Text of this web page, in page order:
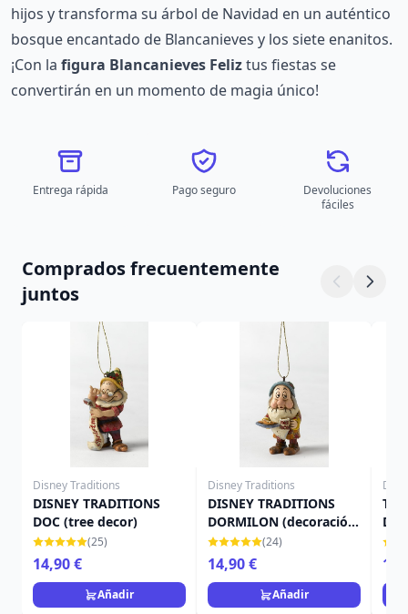
hijos y transforma su árbol de Navidad en un auténtico
bosque encantado de Blancanieves y los siete enanitos.
¡Con la figura Blancanieves Feliztus fiestas se
convertirán en un momento de magia único!
Entrega rápida Pago seguro
Devoluciones
fáciles
Comprados frecuentemente
juntos
Disney Traditions
DISNEY TRADITIONS
DOC (tree decor)
(25)
14,90 €
Añadir
Disney Traditions
DISNEY TRADITIONS
DORMILON (decoración
del árbol)(24)
14,90 €
Añadir
DE
del